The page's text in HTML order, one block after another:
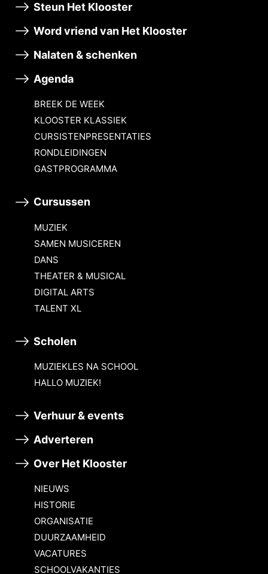
Steun Het Klooster
Word vriend van Het Klooster
Nalaten & schenken
Agenda
BREEK DE WEEK
KLOOSTER KLASSIEK
CURSISTENPRESENTATIES
RONDLEIDINGEN
GASTPROGRAMMA
Cursussen
MUZIEK
SAMEN MUSICEREN
DANS
THEATER & MUSICAL
DIGITAL ARTS
TALENT XL
Scholen
MUZIEKLES NA SCHOOL
HALLO MUZIEK!
Verhuur & events
Adverteren
Over Het Klooster
NIEUWS
HISTORIE
ORGANISATIE
DUURZAAMHEID
VACATURES
SCHOOLVAKANTIES